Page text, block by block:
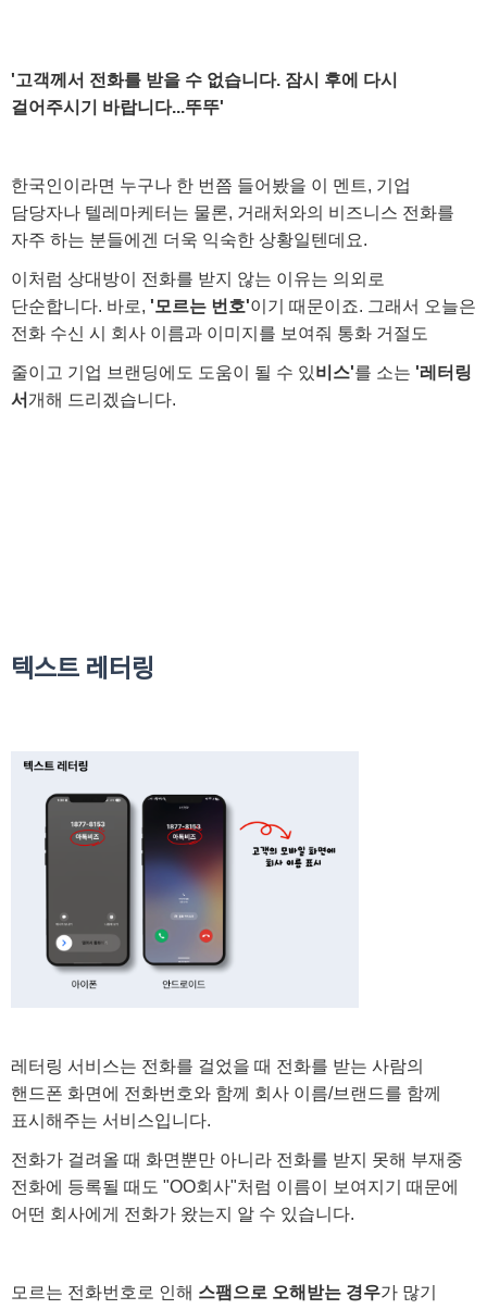
'고객께서 전화를 받을 수 없습니다. 잠시 후에 다시
걸어주시기 바랍니다...뚜뚜'
한국인이라면 누구나 한 번쯤 들어봤을 이 멘트, 기업
담당자나 텔레마케터는 물론, 거래처와의 비즈니스 전화를
자주 하는 분들에겐 더욱 익숙한 상황일텐데요.
이처럼 상대방이 전화를 받지 않는 이유는 의외로
단순합니다. 바로, '모르는 번호'이기 때문이죠. 그래서 오늘은
전화 수신 시 회사 이름과 이미지를 보여줘 통화 거절도
줄이고 기업 브랜딩에도 도움이 될 수 있비스'를 소는 '레터링
서 개해 드리겠습니다.
텍스트 레터링
레터링 서비스는 전화를 걸었을 때 전화를 받는 사람의
핸드폰 화면에 전화번호와 함께 회사 이름/브랜드를 함께
표시해주는 서비스입니다.
전화가 걸려올 때 화면뿐만 아니라 전화를 받지 못해 부재중
전화에 등록될 때도 "OO회사"처럼 이름이 보여지기 때문에
어떤 회사에게 전화가 왔는지 알 수 있습니다.
모르는 전화번호로 인해 스팸으로 오해받는 경우가 많기